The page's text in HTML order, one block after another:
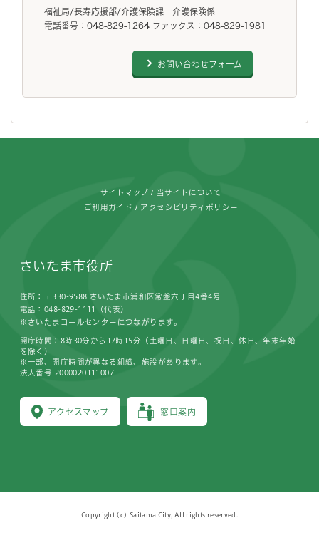
福祉局/長寿応援部/介護保険課 介護保険係
電話番号：048-829-1264 ファックス：048-829-1981
お問い合わせフォーム
サイトマップ 当サイトについて
ご利用ガイド アクセシビリティポリシー
さいたま市役所
住所：〒330-9588 さいたま市浦和区常盤六丁目4番4号
電話：048-829-1111（代表）
※さいたまコールセンターにつながります。
アクセスマップ 窓口案内
開庁時間：8時30分から17時15分（土曜日、日曜日、祝日、休日、年末年始
を除く）
※一部、開庁時間が異なる組織、施設があります。
法人番号 2000020111007
Copyright (c) Saitama City, All rights reserved.